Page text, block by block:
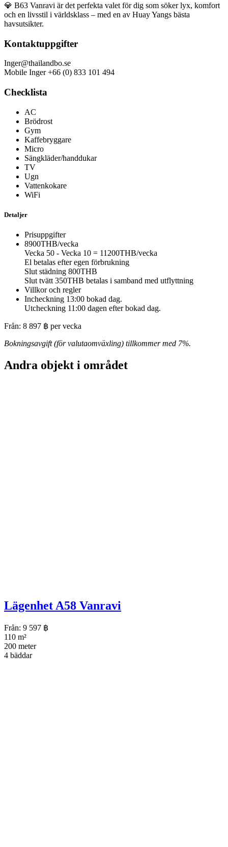
💎 B63 Vanravi är det perfekta valet för dig som söker lyx, komfort
och en livsstil i världsklass – med en av Huay Yangs bästa
havsutsikter.
Kontaktuppgifter
Inger@thailandbo.se
Mobile Inger +66 (0) 833 101 494
Checklista
AC
Brödrost
Gym
Kaffebryggare
Micro
Sängkläder/handdukar
TV
Ugn
Vattenkokare
WiFi
Detaljer
Prisuppgifter
8900THB/vecka
Vecka 50 - Vecka 10 = 11200THB/vecka
El betalas efter egen förbrukning
Slut städning 800THB
Slut tvätt 350THB betalas i samband med utflyttning
Villkor och regler
Incheckning 13:00 bokad dag.
Utcheckning 11:00 dagen efter bokad dag.
Från: 8 897 ฿ per vecka
Bokningsavgift (för valutaomväxling) tillkommer med 7%.
Andra objekt i området
Lägenhet A58 Vanravi
Från: 9 597 ฿
110 m²
200 meter
4 bäddar